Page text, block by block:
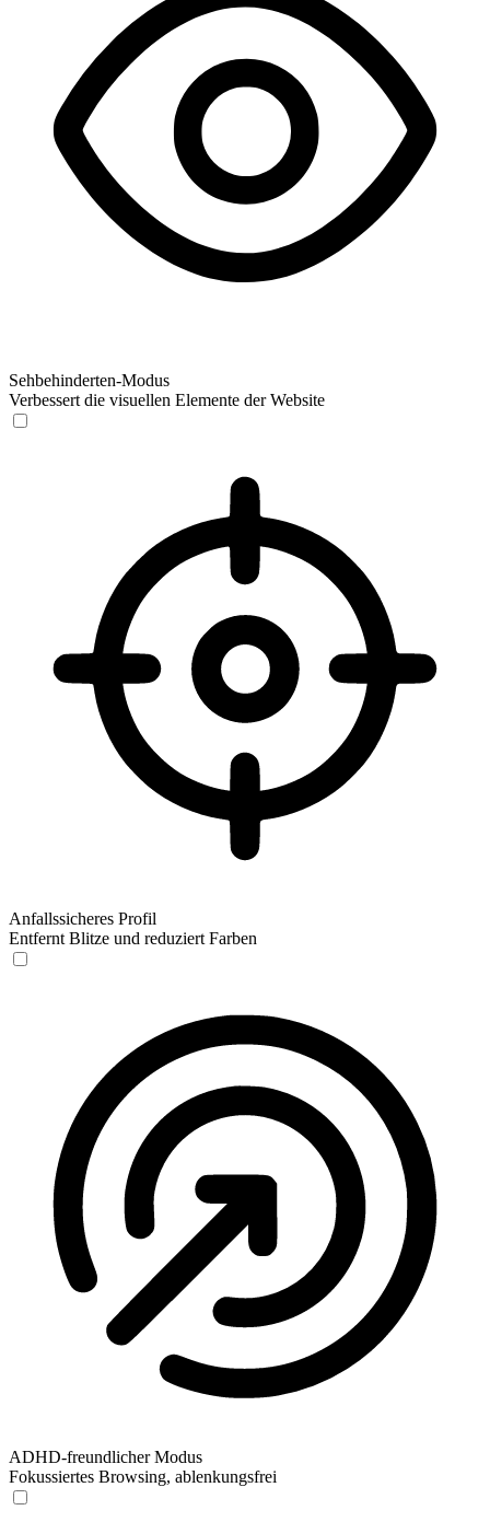
Sehbehinderten-Modus
Verbessert die visuellen Elemente der Website
Anfallssicheres Profil
Entfernt Blitze und reduziert Farben
ADHD-freundlicher Modus
Fokussiertes Browsing, ablenkungsfrei